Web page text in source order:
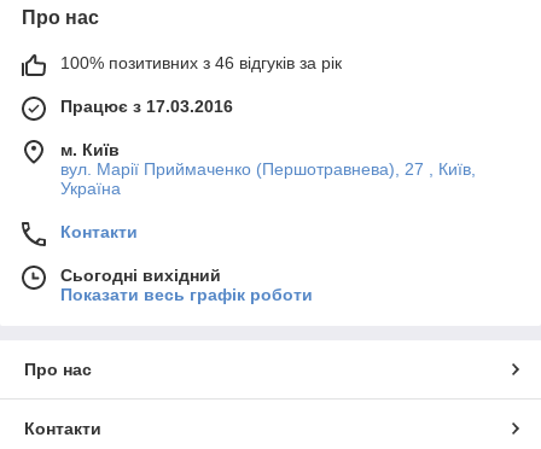
Про нас
100% позитивних з 46 відгуків за рік
Працює з 17.03.2016
м. Київ
вул. Марії Приймаченко (Першотравнева), 27 , Київ,
Україна
Контакти
Сьогодні вихідний
Показати весь графік роботи
Про нас
Контакти